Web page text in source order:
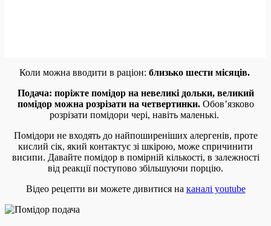
Коли можна вводити в раціон: близько шести місяців.
Подача: поріжте помідор на невеликі дольки, великий
помідор можна розрізати на четвертинки. Обов’язково
розрізати помідори чері, навіть маленькі.
Помідори не входять до найпоширеніших алергенів, проте
кислий сік, який контактує зі шкірою, може спричинити
висипи. Давайте помідор в помірній кількості, в залежності
від реакції поступово збільшуючи порцію.
Відео рецепти ви можете дивитися на каналі youtube